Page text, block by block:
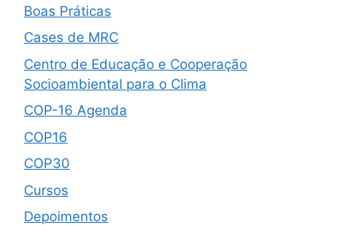
Boas Práticas
Cases de MRC
Centro de Educação e Cooperação
Socioambiental para o Clima
COP-16 Agenda
COP16
COP30
Cursos
Depoimentos